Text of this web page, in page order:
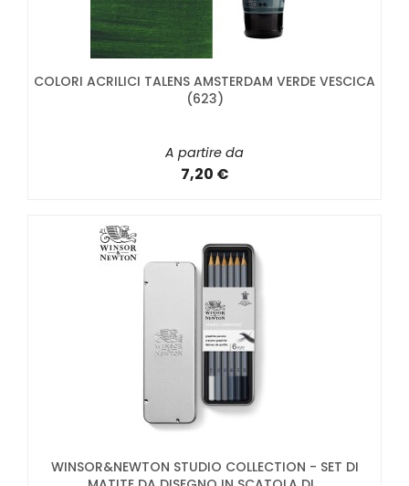
COLORI ACRILICI TALENS AMSTERDAM VERDE VESCICA
(623)
A partire da
7,20 €
WINSOR&NEWTON STUDIO COLLECTION - SET DI